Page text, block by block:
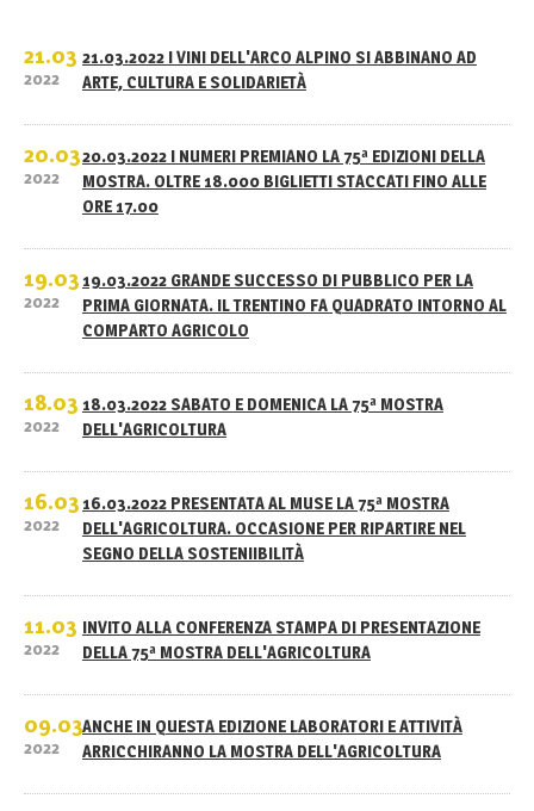
21.03
2022
21.03.2022 I VINI DELL'ARCO ALPINO SI ABBINANO AD
ARTE, CULTURA E SOLIDARIETÀ
20.03
2022
20.03.2022 I NUMERI PREMIANO LA 75ª EDIZIONI DELLA
MOSTRA. OLTRE 18.000 BIGLIETTI STACCATI FINO ALLE
ORE 17.00
19.03
2022
19.03.2022 GRANDE SUCCESSO DI PUBBLICO PER LA
PRIMA GIORNATA. IL TRENTINO FA QUADRATO INTORNO AL
COMPARTO AGRICOLO
18.03
2022
18.03.2022 SABATO E DOMENICA LA 75ª MOSTRA
DELL'AGRICOLTURA
16.03
2022
16.03.2022 PRESENTATA AL MUSE LA 75ª MOSTRA
DELL'AGRICOLTURA. OCCASIONE PER RIPARTIRE NEL
SEGNO DELLA SOSTENIIBILITÀ
11.03
2022
INVITO ALLA CONFERENZA STAMPA DI PRESENTAZIONE
DELLA 75ª MOSTRA DELL'AGRICOLTURA
09.03
2022
ANCHE IN QUESTA EDIZIONE LABORATORI E ATTIVITÀ
ARRICCHIRANNO LA MOSTRA DELL'AGRICOLTURA